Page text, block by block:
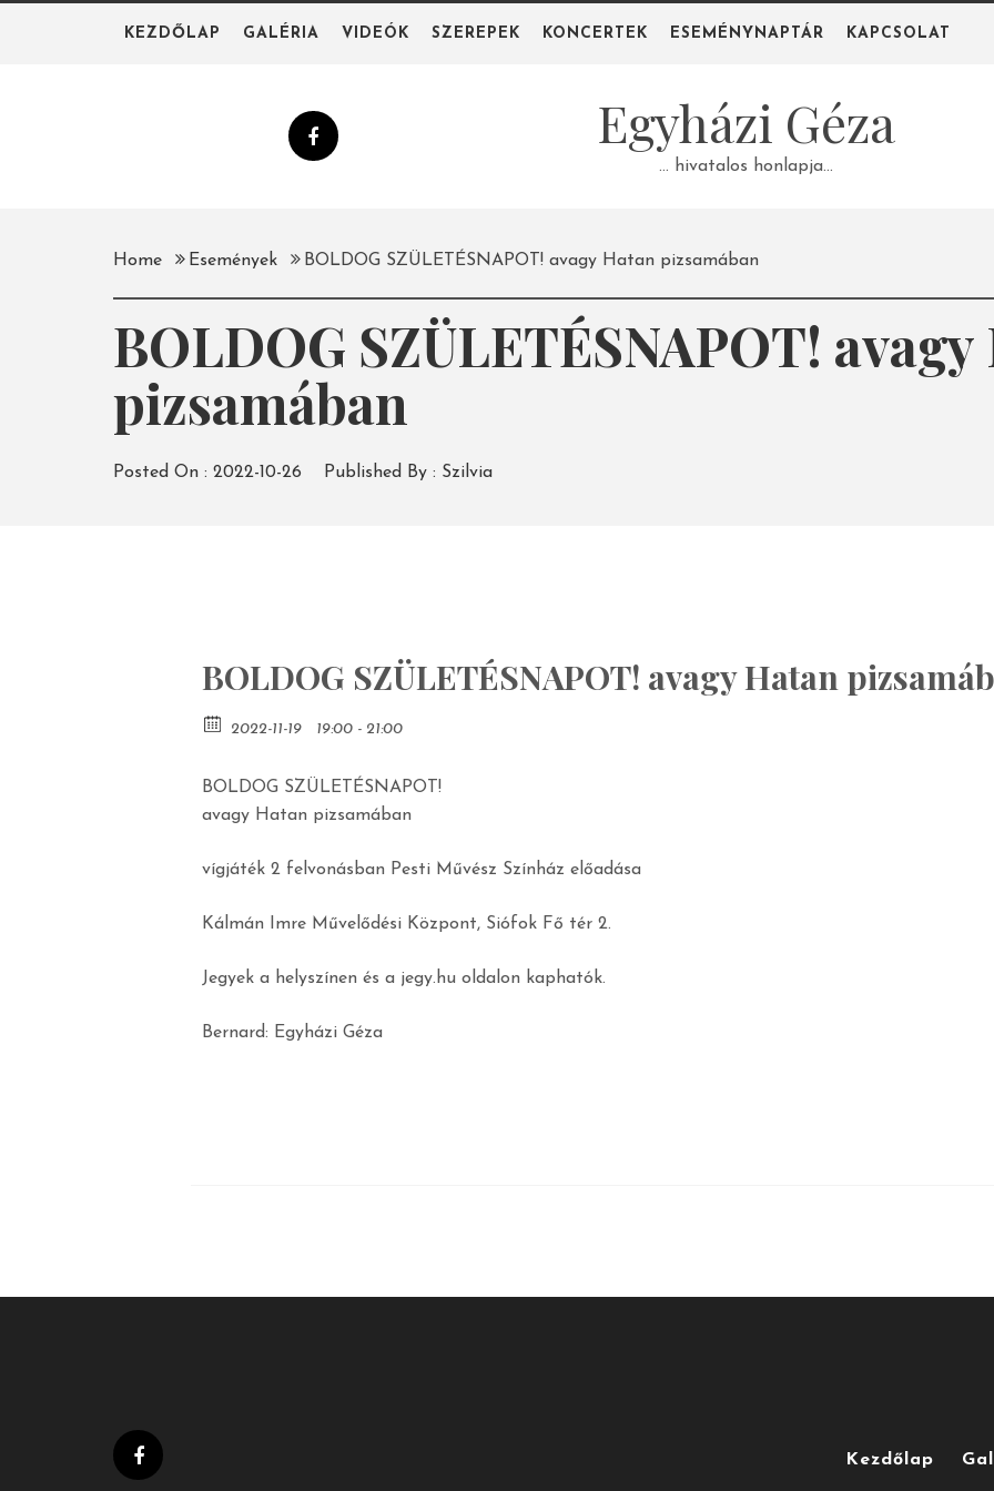
KEZDŐLAP GALÉRIA VIDEÓK SZEREPEK KONCERTEK ESEMÉNYNAPTÁR KAPCSOLAT
Egyházi Géza
… hivatalos honlapja…
Home Események BOLDOG SZÜLETÉSNAPOT! avagy Hatan pizsamában
BOLDOG SZÜLETÉSNAPOT!
pizsamában
Posted On : 2022-10-26 Published By : Szilvia
BOLDOG SZÜLETÉSNAPOT! avagy Hatan
2022-11-19 19:00 - 21:00
BOLDOG SZÜLETÉSNAPOT!
avagy Hatan pizsamában
vígjáték 2 felvonásban Pesti Művész Színház előadása
Kálmán Imre Művelődési Központ, Siófok Fő tér 2.
Jegyek a helyszínen és a jegy.hu oldalon kaphatók.
Bernard: Egyházi Géza
Kezdőlap